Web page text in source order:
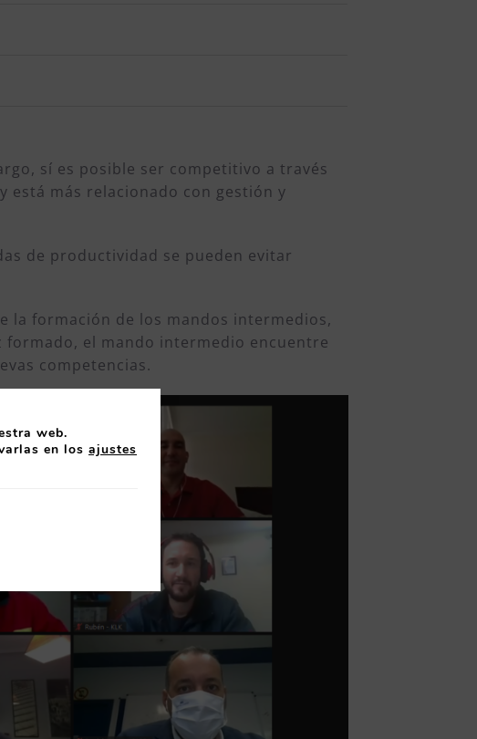
sí es posible ser competitivo a través
está más relacionado con gestión y
de productividad se pueden evitar
la formación de los mandos intermedios,
formado, el mando intermedio encuentre
competencias.
web.
en los ajustes